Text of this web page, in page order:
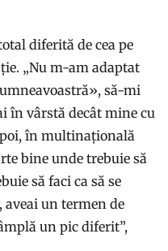
diferită de cea pe
„Nu m-am adaptat
să-mi
în vârstă decât mine cu
în multinațională
bine unde trebuie să
să faci ca să se
un termen de
un pic diferit”,